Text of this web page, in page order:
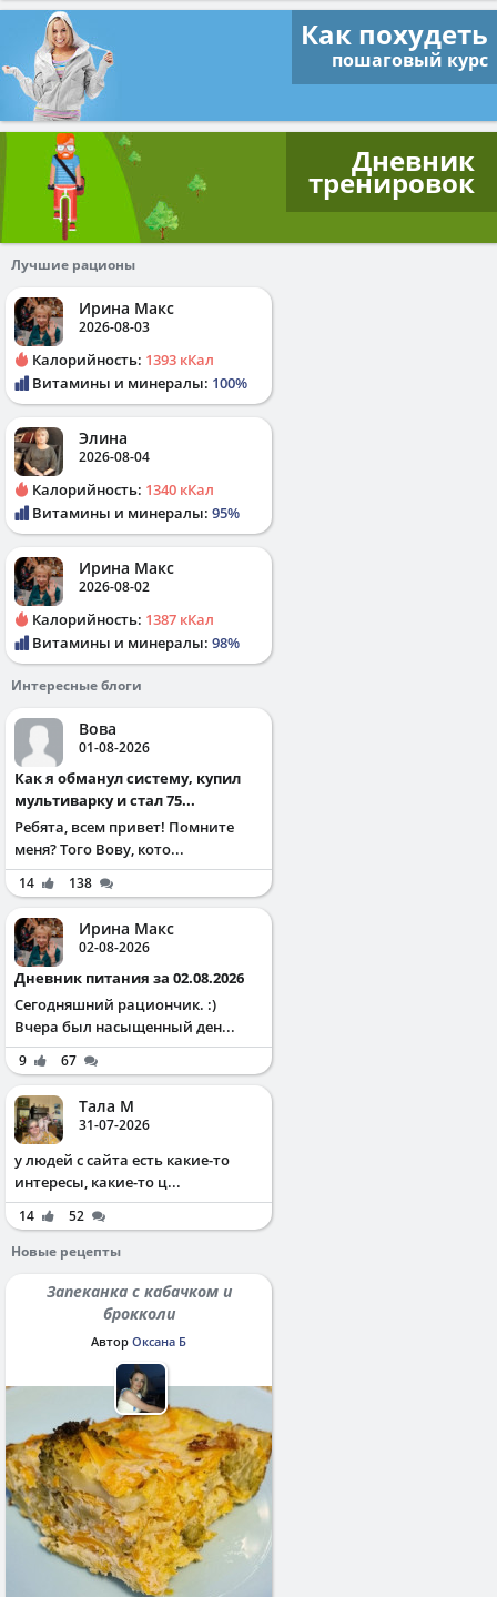
Как похудеть
пошаговый курс
Дневник
тренировок
Лучшие рационы
Ирина Макс
2026-08-03
Калорийность: 1393 кКал
Витамины и минералы: 100%
Элина
2026-08-04
Калорийность: 1340 кКал
Витамины и минералы: 95%
Ирина Макс
2026-08-02
Калорийность: 1387 кКал
Витамины и минералы: 98%
Интересные блоги
Вова
01-08-2026
Как я обманул систему, купил
мультиварку и стал 75...
Ребята, всем привет! Помните
меня? Того Вову, кото...
14 138
Ирина Макс
02-08-2026
Дневник питания за 02.08.2026
Сегодняшний рациончик. :)
Вчера был насыщенный ден...
9 67
Тала М
31-07-2026
у людей с сайта есть какие-то
интересы, какие-то ц...
14
52
Новые рецепты
Запеканка с кабачком и
брокколи
Автор Оксана Б